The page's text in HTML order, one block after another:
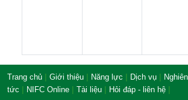
Trang chủ | Giới thiệu | Năng lực | Dịch vụ |
tức | NIFC Online | Tài liệu | Hỏi đáp - liên hệ |